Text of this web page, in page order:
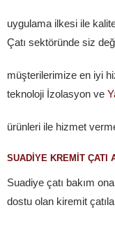
uygulama ilkesi ile
Çatı sektöründe siz
müşterilerimize en iyi
teknoloji İzolasyon ve
ürünleri ile hizmet
SUADİYE KREMİT ÇATI
Suadiye çatı bakım
dostu olan kiremit